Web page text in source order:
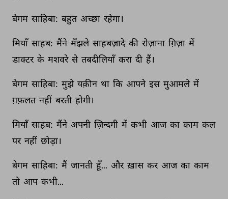
बेगम साहिबा: बहुत अच्छा रहेगा।
मियाँ साहब: मैंने मँझले साहबज़ादे की रोज़ाना ग़िज़ा में
डाक्टर के मशवरे से तबदीलियाँ करा दी हैं।
बेगम साहिबा: मुझे यक़ीन था कि आपने इस मुआमले में
ग़फ़लत नहीं बरती होगी।
मियाँ साहब: मैंने अपनी ज़िन्दगी में कभी आज का काम कल
पर नहीं छोड़ा।
बेगम साहिबा: मैं जानती हूँ... और ख़ास कर आज का काम
तो आप कभी...